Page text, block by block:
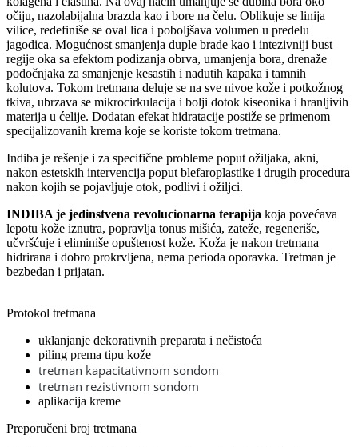
očiju, nazolabijalna brazda kao i bore na čelu. Oblikuje se linija
vilice, redefiniše se oval lica i poboljšava volumen u predelu
jagodica. Mogućnost smanjenja duple brade kao i intezivniji bust
regije oka sa efektom podizanja obrva, umanjenja bora, drenaže
podočnjaka za smanjenje kesastih i nadutih kapaka i tamnih
kolutova. Tokom tretmana deluje se na sve nivoe kože i potkožnog
tkiva, ubrzava se mikrocirkulacija i bolji dotok kiseonika i hranljivih
materija u ćelije. Dodatan efekat hidratacije postiže se primenom
specijalizovanih krema koje se koriste tokom tretmana.
Indiba je rešenje i za specifične probleme poput ožiljaka, akni,
nakon estetskih intervencija poput blefaroplastike i drugih procedura
nakon kojih se pojavljuje otok, podlivi i ožiljci.
INDIBA je jedinstvena revolucionarna terapija koja povećava
lepotu kože iznutra, popravlja tonus mišića, zateže, regeneriše,
učvršćuje i eliminiše opuštenost kože. Koža je nakon tretmana
hidrirana i dobro prokrvljena, nema perioda oporavka. Tretman je
bezbedan i prijatan.
Protokol tretmana
uklanjanje dekorativnih preparata i nečistoća
piling prema tipu kože
tretman kapacitativnom sondom
tretman rezistivnom sondom
aplikacija kreme
Preporučeni broj tretmana